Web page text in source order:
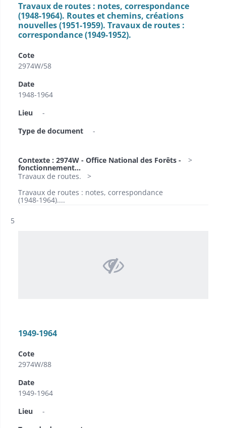
Travaux de routes : notes, correspondance
(1948-1964). Routes et chemins, créations
nouvelles (1951-1959). Travaux de routes :
correspondance (1949-1952).
Cote
2974W/58
Date
1948-1964
Lieu
-
Type de document
-
Contexte : 2974W - Office National des Forêts -
fonctionnement...
Travaux de routes.
Travaux de routes : notes, correspondance
(1948-1964)....
Résultat n°
5
1949-1964
Cote
2974W/88
Date
1949-1964
Lieu
-